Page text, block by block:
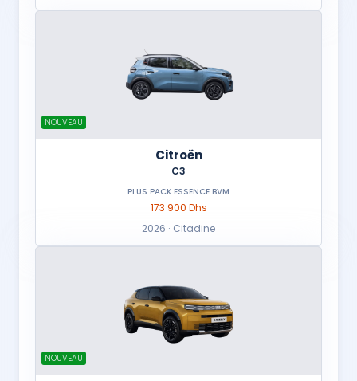
NOUVEAU
Citroën
C3
PLUS PACK ESSENCE BVM
173 900 Dhs
2026 · Citadine
NOUVEAU